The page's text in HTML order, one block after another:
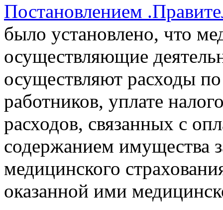
Постановлением
было установлено, что
осуществляющие
осуществляют расходы
работников, уплате
расходов, связанных с
содержанием имущества
медицинского
оказанной ими